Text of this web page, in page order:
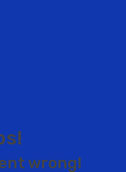
s!
nt wrong!